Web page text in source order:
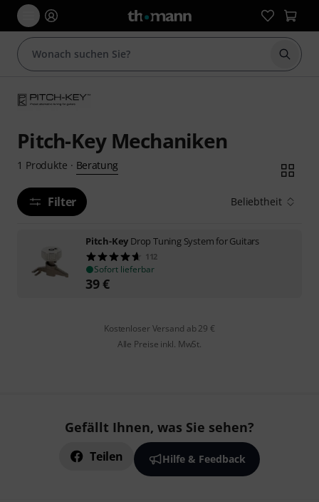
Suche
Pitch-Key Mechaniken
1 Produkte · Beratung
Filter Beliebtheit
Pitch-Key Drop Tuning System for Guitars
112
Sofort lieferbar
39€
Kostenloser Versand ab 29 €
Alle Preise inkl. MwSt.
Gefällt Ihnen, was Sie sehen?
Teilen Hilfe & Feedback